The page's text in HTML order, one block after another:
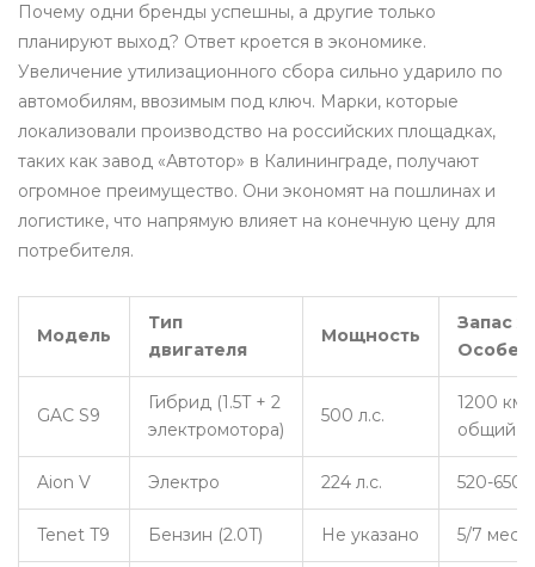
Почему одни бренды успешны, а другие только
планируют выход? Ответ кроется в экономике.
Увеличение утилизационного сбора сильно ударило по
автомобилям, ввозимым под ключ. Марки, которые
локализовали производство на российских площадках,
таких как завод «Автотор» в Калининграде, получают
огромное преимущество. Они экономят на пошлинах и
логистике, что напрямую влияет на конечную цену для
потребителя.
Модель
Тип
двигателя
Мощность
Запас
GAC S9
Гибрид (1.5T + 2
электромотора)
500 л.с.
1200 км
общий
Aion V Электро 224 л.с. 520-650
Tenet T9 Бензин (2.0T) Не указано 5/7 мест